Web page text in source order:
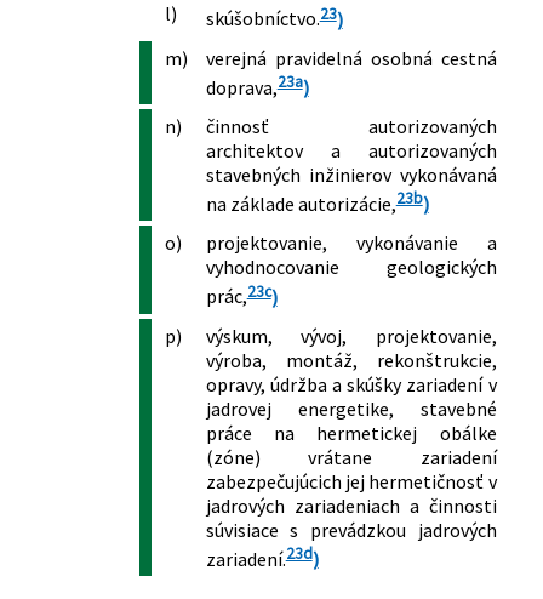
Slovenskej národnej rady č. 138/1992
Zb. o autorizovaných architektoch a
autorizovaných stavebných inžinieroch
živnostenskom podnikaní
(živnostenský zákon) v znení
neskorších predpisov
238/2000 Z. z.
Zákon, ktorým sa mení a dopĺňa zákon
č. 328/1991 Zb. o konkurze a vyrovnaní v
znení neskorších predpisov a o zmene a
doplnení niektorých zákonov
268/2000 Z. z.
Zákon o zaobchádzaní s prekurzormi
omamných látok a psychotropných
látok a o doplnení zákona č. 455/1991
Zb. o živnostenskom podnikaní
(živnostenský zákon) v znení
neskorších predpisov
Zákon o vnútrozemskej plavbe a o
zmene a doplnení niektorých zákonov
Zákon o odpadoch a o zmene a
doplnení niektorých zákonov
l) skúšobníctvo.23)
m)
verejná pravidelná osobná cestná
doprava,23a)
n)
činnosť autorizovaných
architektov a autorizovaných
stavebných inžinierov vykonávaná
na základe autorizácie,23b)
o)
projektovanie, vykonávanie a
vyhodnocovanie geologických
prác,23c)
p)
výskum, vývoj, projektovanie,
výroba, montáž, rekonštrukcie,
opravy, údržba a skúšky zariadení v
jadrovej energetike, stavebné
práce na hermetickej obálke
(zóne) vrátane zariadení
zabezpečujúcich jej hermetičnosť v
jadrových zariadeniach a činnosti
súvisiace s prevádzkou jadrových
zariadení.23d)